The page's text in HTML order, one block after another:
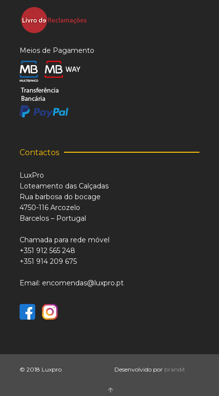
Meios de Pagamento
Contactos
LuxPro
Loteamento das Calçadas
Rua barbosa do bocage
4750-116 Arcozelo
Barcelos – Portugal
Chamada para rede móvel
+351 912 565 248
+351 914 209 675
Email: encomendas@luxpro.pt
© 2018 Luxpro Desenvolvido por brandit